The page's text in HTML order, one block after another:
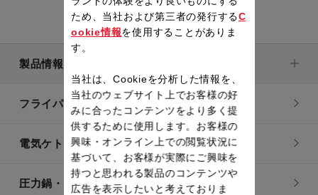
製品情報
フライパン・鍋
電気ケトル
圧力鍋・電気圧力鍋
ため、当社および第三者の発行するC
ookie情報を使用することがありま
す。
当社は、Cookieを分析した情報を、
当社のウェブサイト上でお客様の好
みに合ったコンテンツをより多く提
供するために使用します。お客様の
興味・オンライン上での閲覧状況に
基づいて、お客様が実際にご興味を
持つと思われる製品のコンテンツや
広告を表示したいと考えておりま